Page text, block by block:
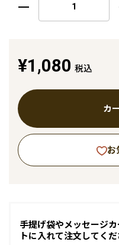
¥1,080 税込
カ
お
手提げ袋やメッセージ
トに入れて注文してくだ